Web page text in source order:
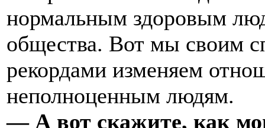
нормальным здоровым
общества. Вот мы своим
рекордами изменяем
неполноценным людям.
— А вот скажите, как